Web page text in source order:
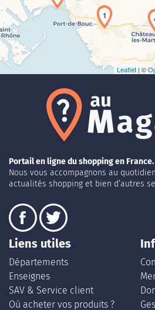
1
Leaflet | ©
Portail en ligne du shopping en France.
Nous vous accompagnons au
actualités shopping et bien d’autres
Liens utiles
Départements
Enseignes
SAV & Service client
Où acheter vos produits ?